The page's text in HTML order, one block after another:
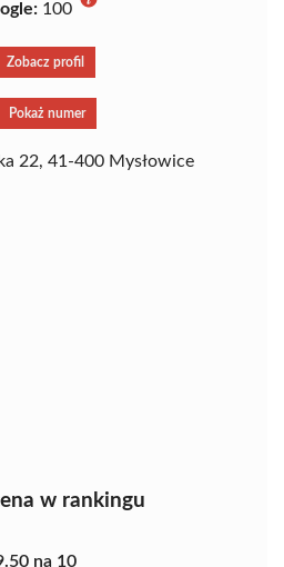
100
Zobacz profil
Pokaż numer
22, 41-400 Mysłowice
w rankingu
na 10